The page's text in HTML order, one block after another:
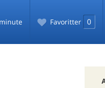
Favoritter 0